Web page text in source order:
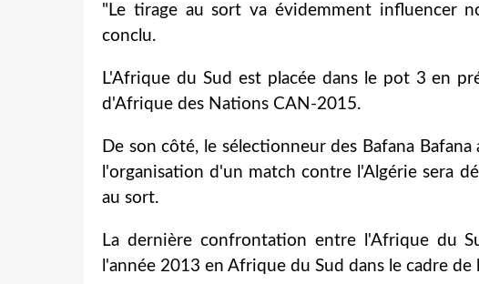
"Le tirage au sort va évidemment influencer
conclu.
L'Afrique du Sud est placée dans le pot 3 en
d'Afrique des Nations CAN-2015.
De son côté, le sélectionneur des Bafana
l'organisation d'un match contre l'Algérie sera
au sort.
La dernière confrontation entre l'Afrique du
l'année 2013 en Afrique du Sud dans le cadre